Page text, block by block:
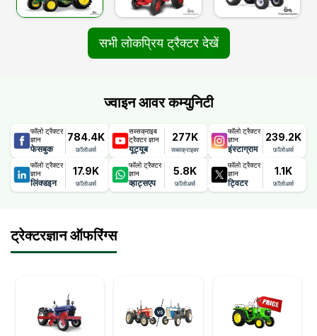
सभी लोकप्रिय ट्रैक्टर देखें
ज्वाइन आवर कम्युनिटी
फॉलो ट्रैक्टर
ज्ञान
फेसबुक
784.4K
फ़ॉलोअर्स
सब्सक्राइब
ट्रैक्टर ज्ञान
यूट्यूब
277K
सब्सक्राइबर
फॉलो ट्रैक्टर
ज्ञान
इंस्टाग्राम
239.2K
फ़ॉलोअर्स
फॉलो ट्रैक्टर
ज्ञान
लिंक्डइन
17.9K
फ़ॉलोअर्स
फॉलो ट्रैक्टर
ज्ञान
व्हाट्सएप
5.8K
फ़ॉलोअर्स
फॉलो ट्रैक्टर
ज्ञान
ट्विटर
1.1K
फ़ॉलोअर्स
ट्रेक्टरज्ञान ऑफरिंग्स